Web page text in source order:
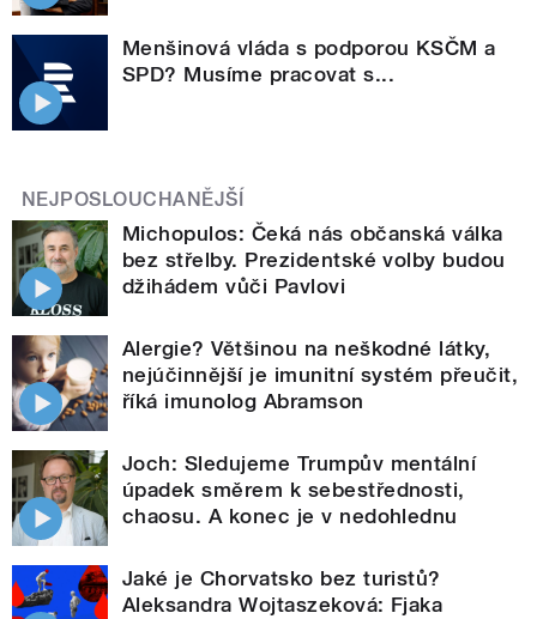
Menšinová vláda s podporou KSČM a
SPD? Musíme pracovat s...
NEJPOSLOUCHANĚJŠÍ
Michopulos: Čeká nás občanská válka
bez střelby. Prezidentské volby budou
džihádem vůči Pavlovi
Alergie? Většinou na neškodné látky,
nejúčinnější je imunitní systém přeučit,
říká imunolog Abramson
Joch: Sledujeme Trumpův mentální
úpadek směrem k sebestřednosti,
chaosu. A konec je v nedohlednu
Jaké je Chorvatsko bez turistů?
Aleksandra Wojtaszeková: Fjaka